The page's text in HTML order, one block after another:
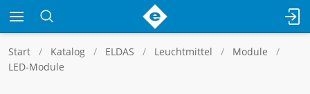
Start Katalog ELDAS Leuchtmittel
Module
LED-Module